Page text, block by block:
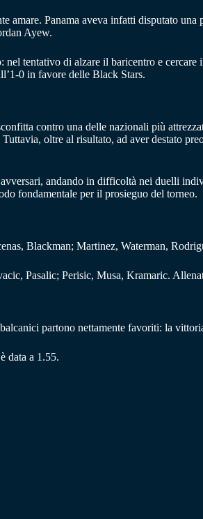
Panama aveva infatti disputato
Ayew.
tentativo di alzare il baricentro e
0 in favore delle Black Stars.
contro una delle nazionali più
oltre al risultato, ad aver destato
andando in difficoltà nei duelli
fondamentale per il prosieguo del torneo.
Blackman; Martinez, Waterman,
Pasalic; Perisic, Musa, Kramaric.
partono nettamente favoriti: la
data a 1.55.